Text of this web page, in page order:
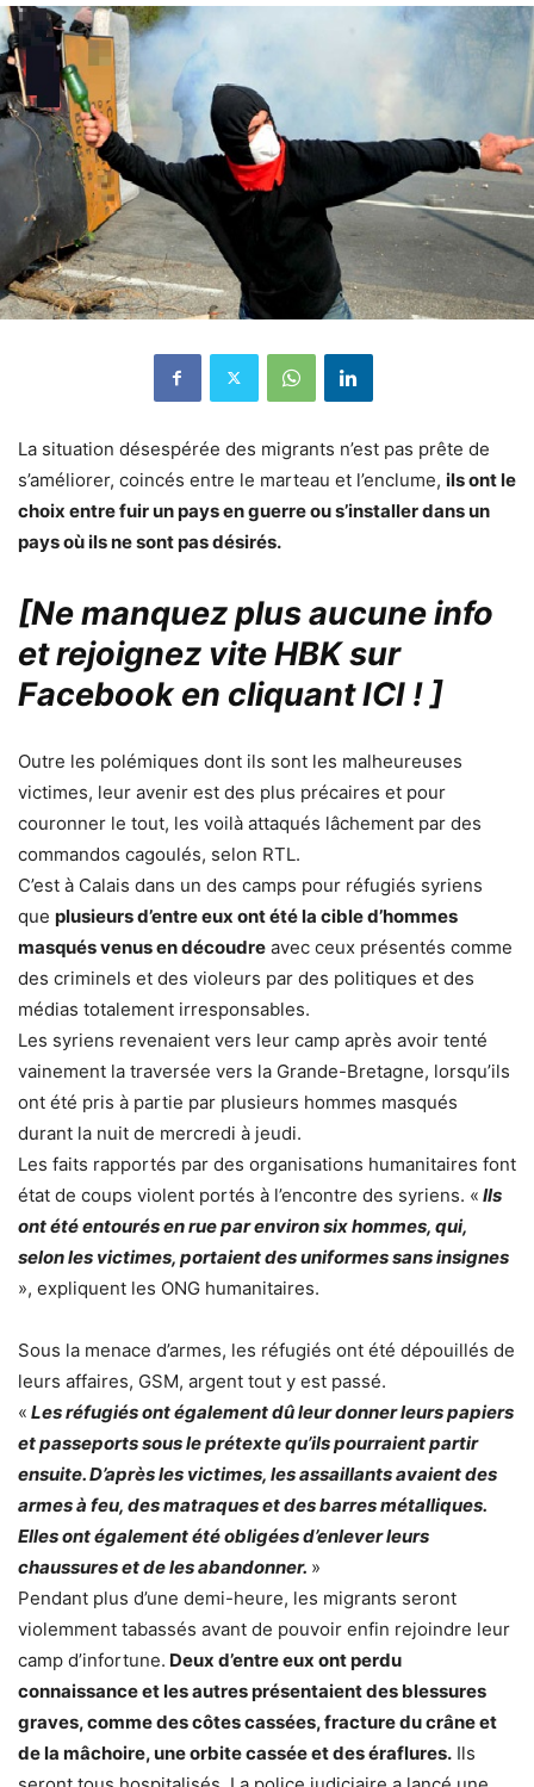
La situation désespérée des migrants n’est pas prête de
s’améliorer, coincés entre le marteau et l’enclume, ils ont le
choix entre fuir un pays en guerre ou s’installer dans un
pays où ils ne sont pas désirés.
[Ne manquez plus aucune info
et rejoignez vite HBK sur
Facebook en cliquant ICI !]
Outre les polémiques dont ils sont les malheureuses
victimes, leur avenir est des plus précaires et pour
couronner le tout, les voilà attaqués lâchement par des
commandos cagoulés, selon RTL.
C’est à Calais dans un des camps pour réfugiés syriens
que plusieurs d’entre eux ont été la cible d’hommes
masqués venus en découdre avec ceux présentés comme
des criminels et des violeurs par des politiques et des
médias totalement irresponsables.
Les syriens revenaient vers leur camp après avoir tenté
vainement la traversée vers la Grande-Bretagne, lorsqu’ils
ont été pris à partie par plusieurs hommes masqués
durant la nuit de mercredi à jeudi.
Les faits rapportés par des organisations humanitaires font
état de coups violent portés à l’encontre des syriens. « Ils
ont été entourés en rue par environ six hommes, qui,
selon les victimes, portaient des uniformes sans insignes
», expliquent les ONG humanitaires.
Sous la menace d’armes, les réfugiés ont été dépouillés de
leurs affaires, GSM, argent tout y est passé.
« Les réfugiés ont également dû leur donner leurs papiers
et passeports sous le prétexte qu’ils pourraient partir
ensuite. D’après les victimes, les assaillants avaient des
armes à feu, des matraques et des barres métalliques.
Elles ont également été obligées d’enlever leurs
chaussures et de les abandonner. »
Pendant plus d’une demi-heure, les migrants seront
violemment tabassés avant de pouvoir enfin rejoindre leur
camp d’infortune. Deux d’entre eux ont perdu
connaissance et les autres présentaient des blessures
graves, comme des côtes cassées, fracture du crâne et
de la mâchoire, une orbite cassée et des éraflures. Ils